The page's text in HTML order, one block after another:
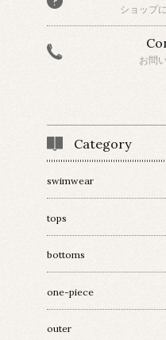
ショップ
お問
Category
swimwear
tops
bottoms
one-piece
outer